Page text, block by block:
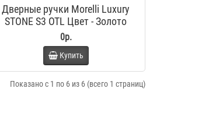
Дверные ручки Morelli Luxury
STONE S3 OTL Цвет - Золото
0р.
Купить
Показано с 1 по 6 из 6 (всего 1 страниц)